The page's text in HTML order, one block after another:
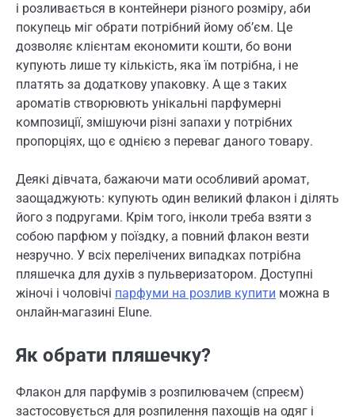
і розливається в контейнери різного розміру, аби
покупець міг обрати потрібний йому об’єм. Це
дозволяє клієнтам економити кошти, бо вони
купують лише ту кількість, яка їм потрібна, і не
платять за додаткову упаковку. А ще з таких
ароматів створювють унікальні парфумерні
композиції, змішуючи різні запахи у потрібних
пропорціях, що є однією з переваг даного товару.
Деякі дівчата, бажаючи мати особливий аромат,
заощаджують: купують один великий флакон і ділять
його з подругами. Крім того, інколи треба взяти з
собою парфюм у поїздку, а повний флакон везти
незручно. У всіх перелічених випадках потрібна
пляшечка для духів з пульверизатором. Доступні
жіночі і чоловічі парфуми на розлив купити можна в
онлайн-магазині Elune.
Як обрати пляшечку?
Флакон для парфумів з розпилювачем (спреєм)
застосовується для розпилення пахощів на одяг і